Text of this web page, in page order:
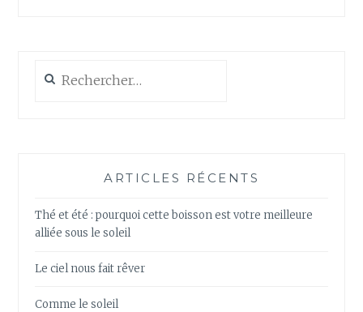
ARTICLES RÉCENTS
Thé et été : pourquoi cette boisson est votre meilleure
alliée sous le soleil
Le ciel nous fait rêver
Comme le soleil